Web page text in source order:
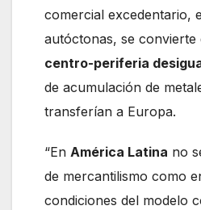
comercial excedentario,
autóctonas, se
centro-periferia
de acumulación de
transferían a Europa.
“En América Latina no
de mercantilismo como
condiciones del modelo